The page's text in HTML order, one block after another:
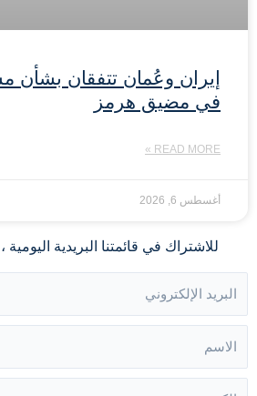
إيران وعُمان تتفقان بشأن
في مضيق هرمز
READ MORE »
أغسطس 6, 2026
للاشتراك في قائمتنا البريدية اليومية